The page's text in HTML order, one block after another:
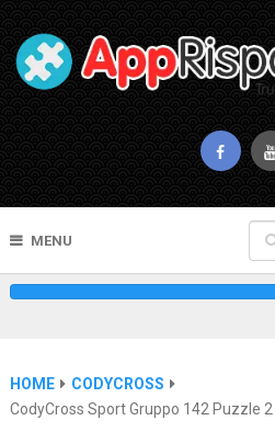
MENU
HOME
CODYCROSS
CodyCross Sport Gruppo 142 Puzzle